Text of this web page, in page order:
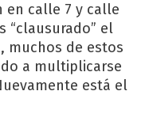
en calle 7 y calle
“clausurado” el
muchos de estos
a multiplicarse
está el